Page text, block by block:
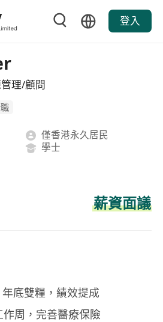
登入
理/顧問
僅香港永久居民
學士
薪資面議
底雙糧，績效提成
周，完善醫療保險